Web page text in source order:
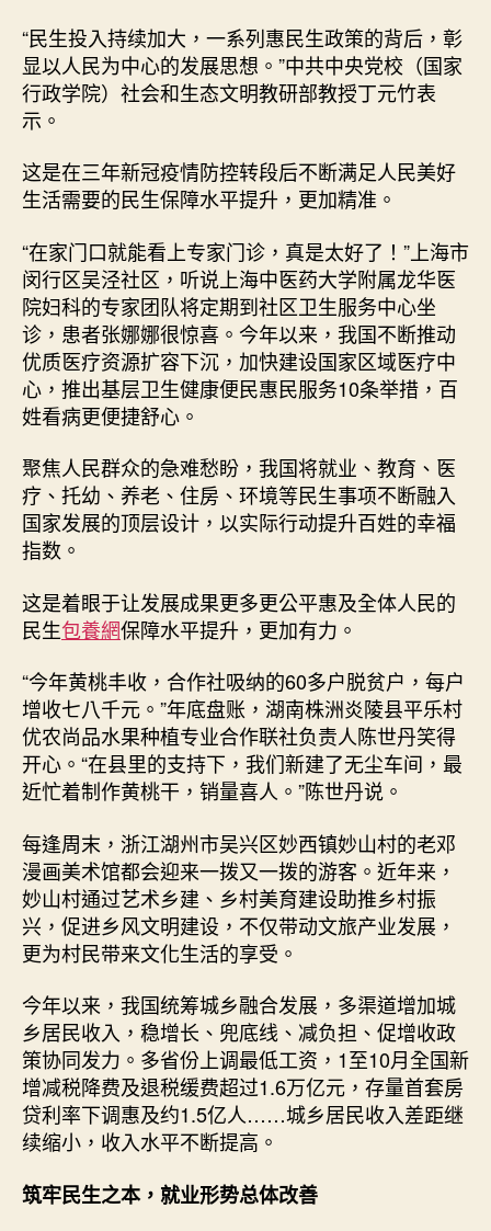
“民生投入持续加大，一系列惠民生政策的背后，彰
显以人民为中心的发展思想。”中共中央党校（国家
行政学院）社会和生态文明教研部教授丁元竹表
示。
这是在三年新冠疫情防控转段后不断满足人民美好
生活需要的民生保障水平提升，更加精准。
“在家门口就能看上专家门诊，真是太好了！”上海市
闵行区吴泾社区，听说上海中医药大学附属龙华医
院妇科的专家团队将定期到社区卫生服务中心坐
诊，患者张娜娜很惊喜。今年以来，我国不断推动
优质医疗资源扩容下沉，加快建设国家区域医疗中
心，推出基层卫生健康便民惠民服务10条举措，百
姓看病更便捷舒心。
聚焦人民群众的急难愁盼，我国将就业、教育、医
疗、托幼、养老、住房、环境等民生事项不断融入
国家发展的顶层设计，以实际行动提升百姓的幸福
指数。
这是着眼于让发展成果更多更公平惠及全体人民的
民生包養網保障水平提升，更加有力。
“今年黄桃丰收，合作社吸纳的60多户脱贫户，每户
增收七八千元。”年底盘账，湖南株洲炎陵县平乐村
优农尚品水果种植专业合作联社负责人陈世丹笑得
开心。“在县里的支持下，我们新建了无尘车间，最
近忙着制作黄桃干，销量喜人。”陈世丹说。
每逢周末，浙江湖州市吴兴区妙西镇妙山村的老邓
漫画美术馆都会迎来一拨又一拨的游客。近年来，
妙山村通过艺术乡建、乡村美育建设助推乡村振
兴，促进乡风文明建设，不仅带动文旅产业发展，
更为村民带来文化生活的享受。
今年以来，我国统筹城乡融合发展，多渠道增加城
乡居民收入，稳增长、兜底线、减负担、促增收政
策协同发力。多省份上调最低工资，1至10月全国新
增减税降费及退税缓费超过1.6万亿元，存量首套房
贷利率下调惠及约1.5亿人……城乡居民收入差距继
续缩小，收入水平不断提高。
筑牢民生之本，就业形势总体改善